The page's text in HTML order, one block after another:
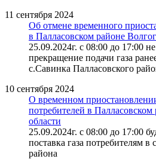
11 сентября 2024
Об отмене временного
в Палласовском районе
25.09.2024г. с 08:00 до 17:00
прекращение подачи газа
с.Савинка Палласовского
10 сентября 2024
О временном
потребителей в Палласовском
области
25.09.2024г. с 08:00 до 17:00
поставка газа потребителям
района